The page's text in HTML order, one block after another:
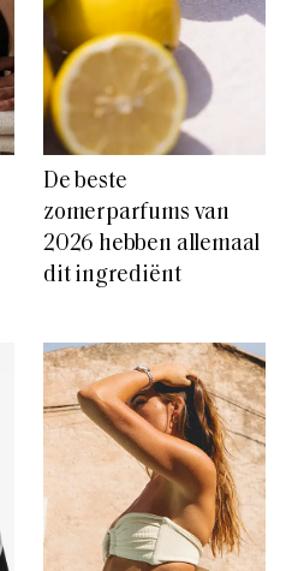
De beste
zomerparfums van
2026 hebben allemaal
dit ingrediënt